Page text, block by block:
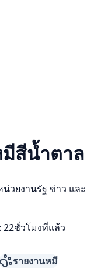
สีน้ำตาล
วยงานรัฐ ข่าว และ
22ชั่วโมงที่แล้ว
รายงานหมี